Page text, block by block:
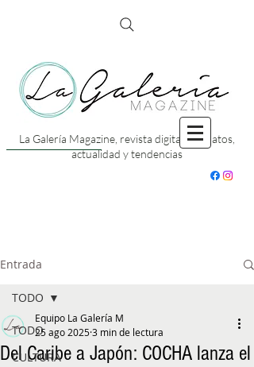
La Galería Magazine, revista digital con datos,
actualidad y tendencias
Entrada
TODO
CULTURA
TODO
Del Caribe a Japón: COCHA lanza el
Equipo La Galería M
25 ago 20253 min de lectura